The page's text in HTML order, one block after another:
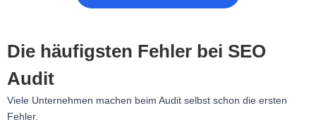
Die häufigsten Fehler bei SEO
Audit
Viele Unternehmen machen beim Audit selbst schon die ersten
Fehler.